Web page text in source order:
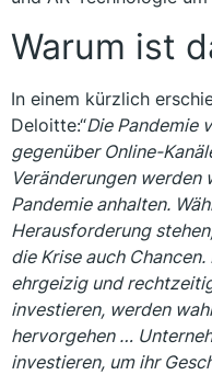
Warum ist
In einem kürzlich
Deloitte:“Die Pandemie
gegenüber Online-
Veränderungen werden
Pandemie anhalten.
Herausforderung
die Krise auch
ehrgeizig und
investieren, werden
hervorgehen …
investieren, um ihr